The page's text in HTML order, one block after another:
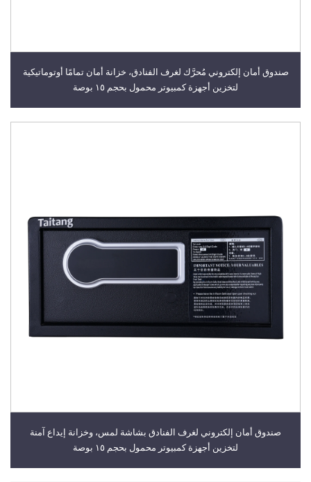
صندوق أمان إلكتروني مُحرَّك لغرف الفنادق، خزانة أمان تمامًا أوتوماتيكية
لتخزين أجهزة كمبيوتر محمول بحجم ١٥ بوصة
صندوق أمان إلكتروني لغرف الفنادق بشاشة لمس، وخزانة إيداع آمنة
لتخزين أجهزة كمبيوتر محمول بحجم ١٥ بوصة